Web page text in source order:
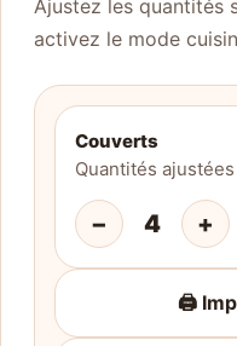
Ajustez les quantités
activez le mode
Couverts
Quantités
− 4 +
🖨️